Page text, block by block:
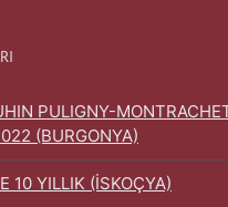
PULIGNY-
(BURGONYA)
10 YILLIK (İSKOÇYA)